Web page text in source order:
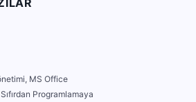
MS Office
Programlamaya